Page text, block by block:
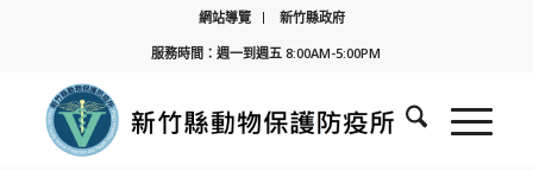
網站導覽
新竹縣政府
服務時間：週一到週五 8:00AM-5:00PM